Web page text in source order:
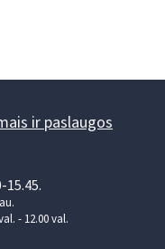
ir paslaugos
15.45.
- 12.00 val.